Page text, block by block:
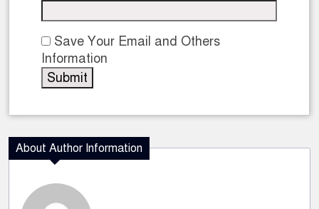
Save Your Email and Others
Information
About Author Information